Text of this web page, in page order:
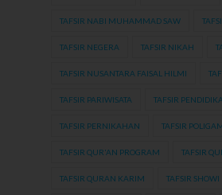
TAFSIR NABI MUHAMMAD SAW
TAFSIR NEGERA TAFSIR NIKAH
TAFSIR NUSANTARA FAISAL HILMI
TAFSIR PARIWISATA TAFSIR
TAFSIR PERNIKAHAN TAFSIR
TAFSIR QUR'AN PROGRAM TAFSIR
TAFSIR QURAN KARIM TAFSIR SHOWI